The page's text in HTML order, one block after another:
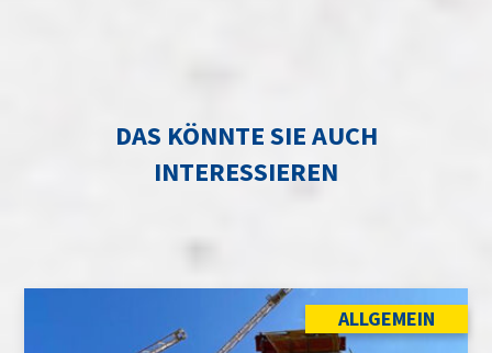
DAS KÖNNTE SIE AUCH
INTERESSIEREN
ALLGEMEIN